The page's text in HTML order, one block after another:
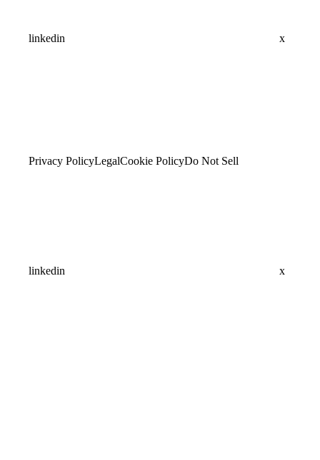
linkedin x
Privacy PolicyLegalCookie PolicyDo Not Sell
linkedin x